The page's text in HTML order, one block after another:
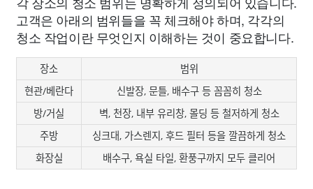
고객은 아래의 범위들을 꼭 체크해야 하며, 각각의
청소 작업이란 무엇인지 이해하는 것이 중요합니다.
장소
범위
현관/베란다
신발장, 문틀, 배수구 등 꼼꼼히 청소
방/거실
벽, 천장, 내부 유리창, 몰딩 등 철저하게 청소
주방
싱크대, 가스렌지, 후드 필터 등을 깔끔하게 청소
화장실
배수구, 욕실 타일, 환풍구까지 모두 클리어